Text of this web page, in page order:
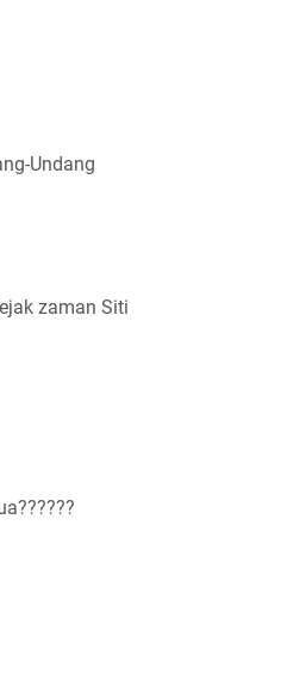
Undang
zaman Siti